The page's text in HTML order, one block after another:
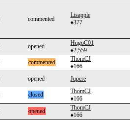
commented
Lisapple
♦377
opened
HugoC01
♦2,559
commented
ThomCJ
♦166
opened Jupere
closed
ThomCJ
♦166
opened
ThomCJ
♦166